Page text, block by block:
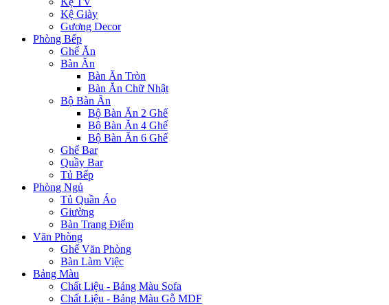
Kệ Giày
Gương Decor
Phòng Bếp
Ghế Ăn
Bàn Ăn
Bàn Ăn Tròn
Bàn Ăn Chữ Nhật
Bộ Bàn Ăn
Bộ Bàn Ăn 2 Ghế
Bộ Bàn Ăn 4 Ghế
Bộ Bàn Ăn 6 Ghế
Ghế Bar
Quầy Bar
Tủ Bếp
Phòng Ngủ
Tủ Quần Áo
Giường
Bàn Trang Điểm
Văn Phòng
Ghế Văn Phòng
Bàn Làm Việc
Bảng Màu
Chất Liệu - Bảng Màu Sofa
Chất Liệu - Bảng Màu Gỗ MDF